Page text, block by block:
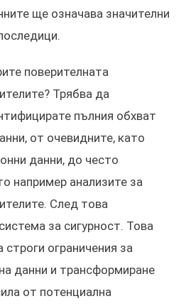
ще означава значителни
поверителната
Трябва да
пълния обхват
от очевидните, като
данни, до често
например анализите за
След това
за сигурност. Това
строги ограничения за
данни и трансформиране
от потенциална